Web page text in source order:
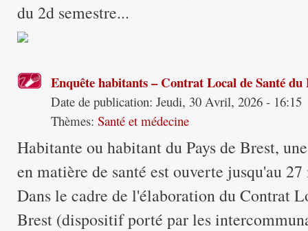
du 2d semestre...
Enquête habitants – Contrat Local de Santé du
Date de publication:Jeudi, 30 Avril, 2026 - 16:15
Thèmes:Santé et médecine
Habitante ou habitant du Pays de Brest,
en matière de santé est ouverte jusqu'au
Dans le cadre de l'élaboration du Contrat
Brest (dispositif porté par les